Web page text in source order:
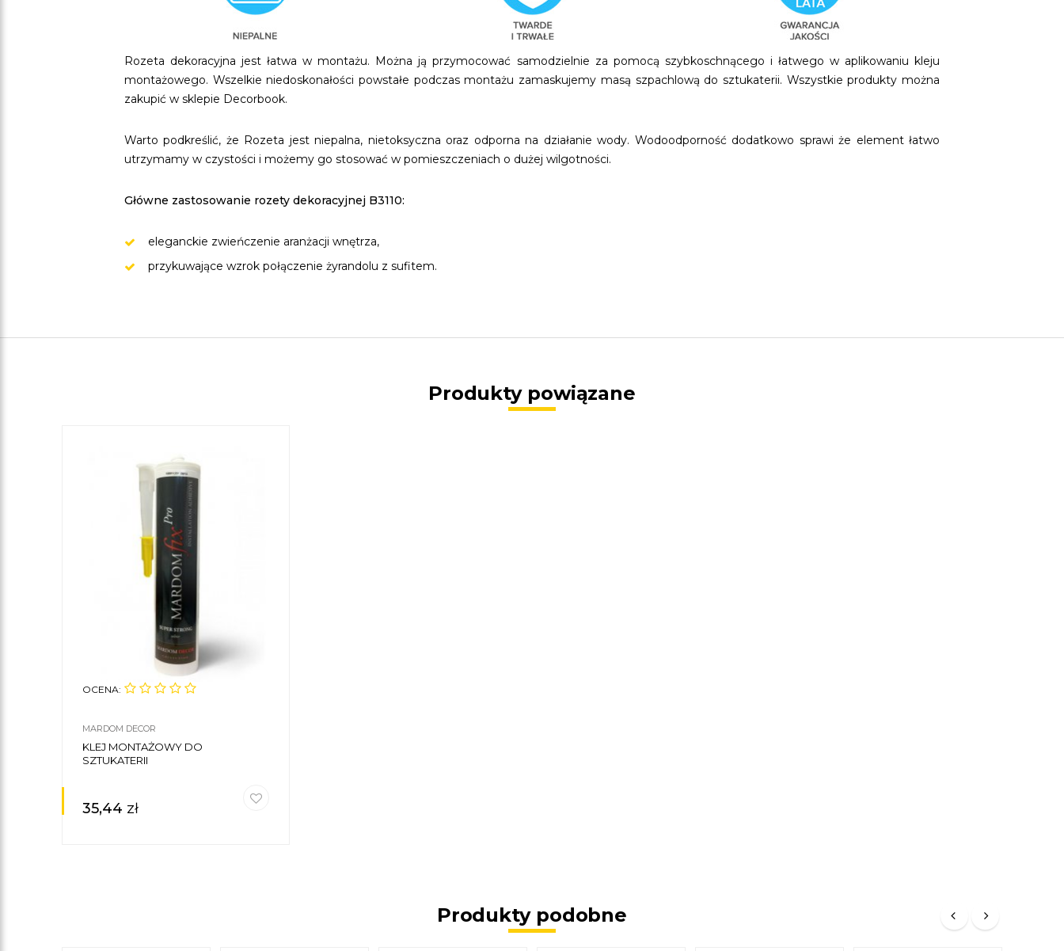
Rozeta dekoracyjna jest łatwa w montażu. Można ją przymocować samodzielnie za pomocą szybkoschnącego i łatwego w aplikowaniu kleju
montażowego. Wszelkie niedoskonałości powstałe podczas montażu zamaskujemy masą szpachlową do sztukaterii. Wszystkie produkty można
zakupić w sklepie Decorbook.
Warto podkreślić, że Rozeta jest niepalna, nietoksyczna oraz odporna na działanie wody. Wodoodporność dodatkowo sprawi że element łatwo
utrzymamy w czystości i możemy go stosować w pomieszczeniach o dużej wilgotności.
Główne zastosowanie rozety dekoracyjnej B3110:
eleganckie zwieńczenie aranżacji wnętrza,
przykuwające wzrok połączenie żyrandolu z sufitem.
Produkty powiązane
OCENA:
MARDOM DECOR
KLEJ MONTAŻOWY DO
SZTUKATERII
35,44 zł
Produkty podobne